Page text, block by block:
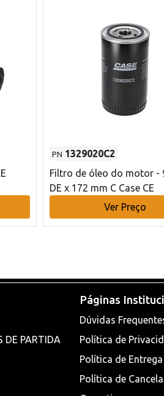
PN 1329020C2
Filtro de óleo do motor -
DE x 172 mm C Case CE
Ver Preço
DE PARTIDA
Páginas
Dúvidas
Política de
Política de
Política de